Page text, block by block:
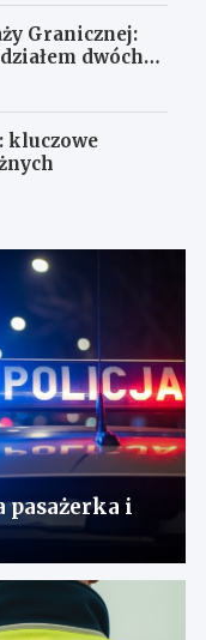
Granicznej:
dwóch
kluczowe
pasażerka i